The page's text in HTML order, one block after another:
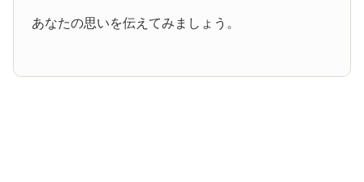
あなたの思いを伝えてみましょう。